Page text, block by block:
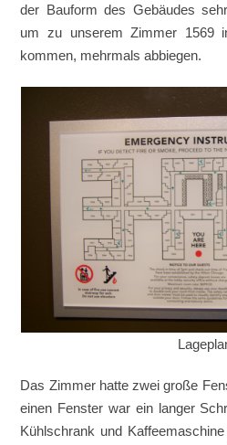
der Bauform des Gebäudes
um zu unserem Zimmer 1569
kommen, mehrmals abbiegen.
Das Zimmer hatte zwei große
einen Fenster war ein langer
Kühlschrank und